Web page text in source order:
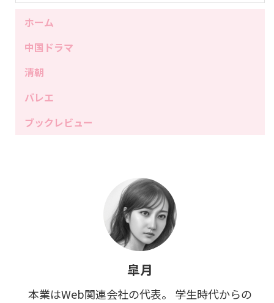
ホーム
中国ドラマ
清朝
バレエ
ブックレビュー
皐月
本業はWeb関連会社の代表。 学生時代からの